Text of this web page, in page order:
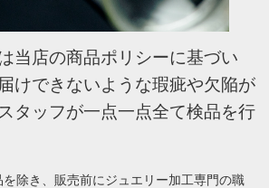
当店の商品ポリシーに基づい
けできないような瑕疵や欠陥が
スタッフが一点一点全て検品を行
除き、販売前にジュエリー加工専門の職